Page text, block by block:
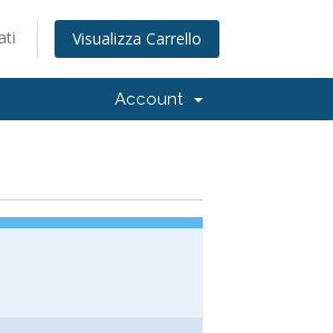
Visualizza Carrello
Account